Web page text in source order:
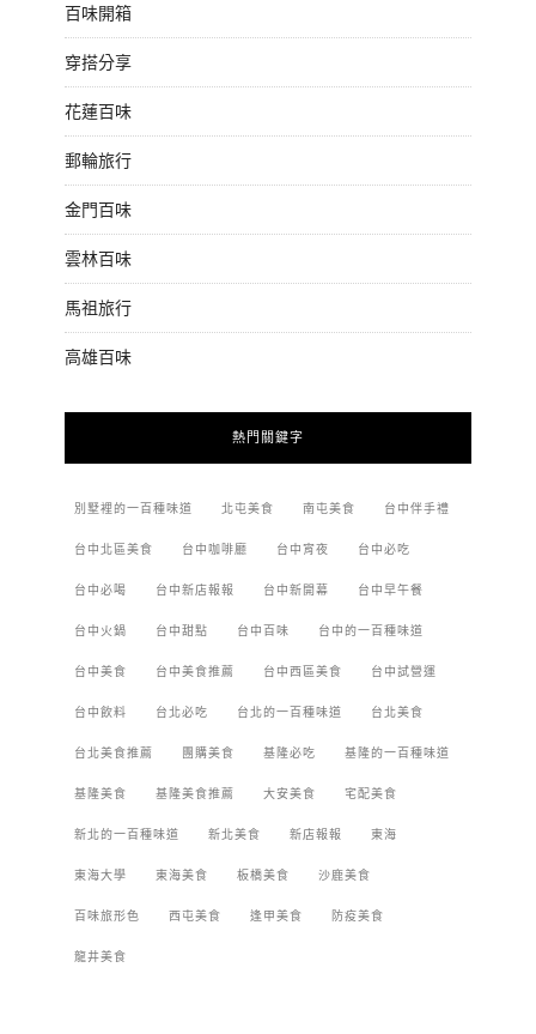
百味開箱
穿搭分享
花蓮百味
郵輪旅行
金門百味
雲林百味
馬祖旅行
高雄百味
熱門關鍵字
別墅裡的一百種味道 北屯美食 南屯美食 台中伴手禮
台中北區美食 台中咖啡廳 台中宵夜 台中必吃
台中必喝 台中新店報報 台中新開幕 台中早午餐
台中火鍋 台中甜點 台中百味 台中的一百種味道
台中美食 台中美食推薦 台中西區美食 台中試營運
台中飲料 台北必吃 台北的一百種味道 台北美食
台北美食推薦 團購美食 基隆必吃 基隆的一百種味道
基隆美食 基隆美食推薦 大安美食 宅配美食
新北的一百種味道 新北美食 新店報報 東海
東海大學 東海美食 板橋美食 沙鹿美食
百味旅形色 西屯美食 逢甲美食 防疫美食
龍井美食